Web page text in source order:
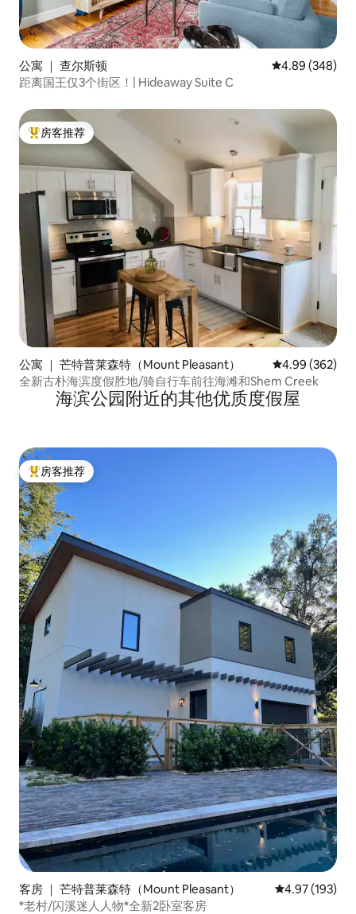
公寓 ｜ 查尔斯顿 平均评分 4.89
4.89 (348)
距离国王仅3个街区！| Hideaway Suite C
热门「房客推荐」
房客推荐
公寓 ｜ 芒特普莱森特（Mount Pleasant） 平均评分 4.99
4.99 (362)
全新古朴海滨度假胜地/骑自行车前往海滩和Shem Creek
海滨公园附近的其他优质度假屋
热门「房客推荐」
房客推荐
客房 ｜ 芒特普莱森特（Mount Pleasant） 平均评分 4.97
4.97 (193)
*老村/闪溪迷人人物*全新2卧室客房